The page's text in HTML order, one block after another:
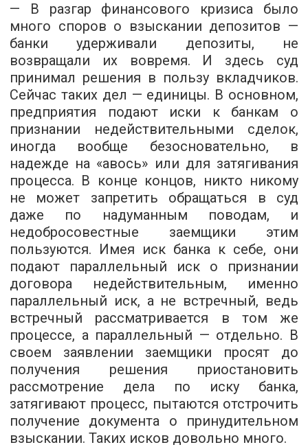
— В разгар финансового кризиса было
много споров о взыскании депозитов —
банки удерживали депозиты, не
возвращали их вовремя. И здесь суд
принимал решения в пользу вкладчиков.
Сейчас таких дел — единицы. В основном,
предприятия подают иски к банкам о
признании недействительными сделок,
иногда вообще безосновательно, в
надежде на «авось» или для затягивания
процесса. В конце концов, никто никому
не может запретить обращаться в суд
даже по надуманным поводам, и
недобросовестные заемщики этим
пользуются. Имея иск банка к себе, они
подают параллельный иск о признании
договора недействительным, именно
параллельный иск, а не встречный, ведь
встречный рассматривается в том же
процессе, а параллельный — отдельно. В
своем заявлении заемщики просят до
получения решения приостановить
рассмотрение дела по иску банка,
затягивают процесс, пытаются отстрочить
получение документа о принудительном
взыскании. Таких исков довольно много.